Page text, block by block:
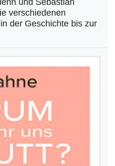
verschiedenen
der Geschichte bis zur